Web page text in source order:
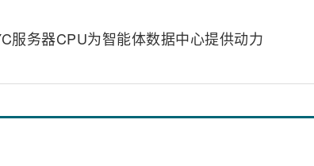
服务器CPU为智能体数据中心提供动力